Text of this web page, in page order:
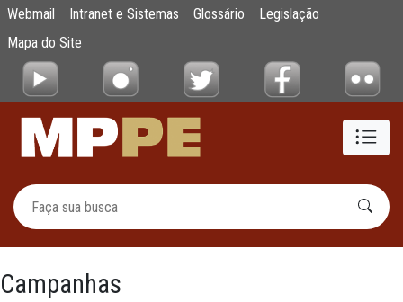
Pular para o Conteúdo principal
Campanhas Institucionais
Webmail Intranet e Sistemas Glossário
Legislação
Mapa do Site
Campanhas